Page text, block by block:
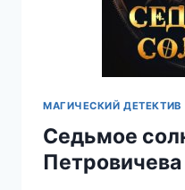
МАГИЧЕСКИЙ ДЕТЕКТИВ
Седьмое
Петровичева